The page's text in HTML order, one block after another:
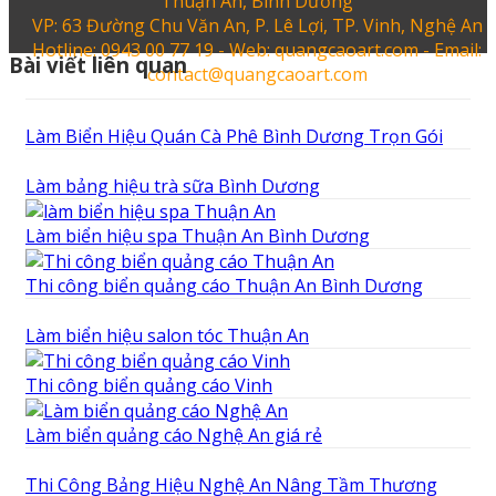
VP: 63 Đường Chu Văn An, P. Lê Lợi, TP. Vinh, Nghệ An
Hotline: 0943 00 77 19 - Web: quangcaoart.com - Email:
contact@quangcaoart.com
Bài viết liên quan
Làm Biển Hiệu Quán Cà Phê Bình Dương Trọn Gói
Làm bảng hiệu trà sữa Bình Dương
Làm biển hiệu spa Thuận An Bình Dương
Thi công biển quảng cáo Thuận An Bình Dương
Làm biển hiệu salon tóc Thuận An
Thi công biển quảng cáo Vinh
Làm biển quảng cáo Nghệ An giá rẻ
Thi Công Bảng Hiệu Nghệ An Nâng Tầm Thương